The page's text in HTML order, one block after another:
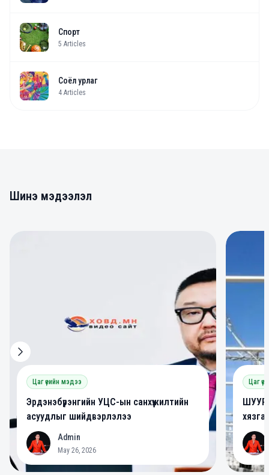
Спорт
5 Articles
Соёл урлаг
4 Articles
Шинэ мэдээлэл
Цаг үеийн мэдээ
Эрдэнэбүрэнгийн УЦС-ын санхүүжилтийн
асуудлыг шийдвэрлэлээ
A Admin
May 26, 2026
Цаг
A